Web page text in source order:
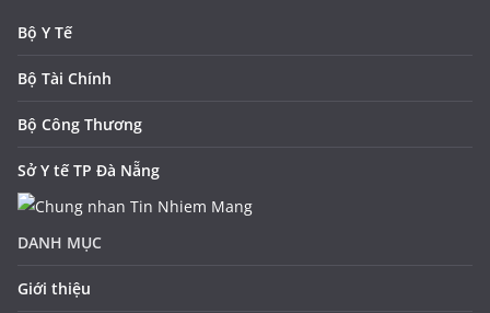
Bộ Y Tế
Bộ Tài Chính
Bộ Công Thương
Sở Y tế TP Đà Nẵng
DANH MỤC
Giới thiệu